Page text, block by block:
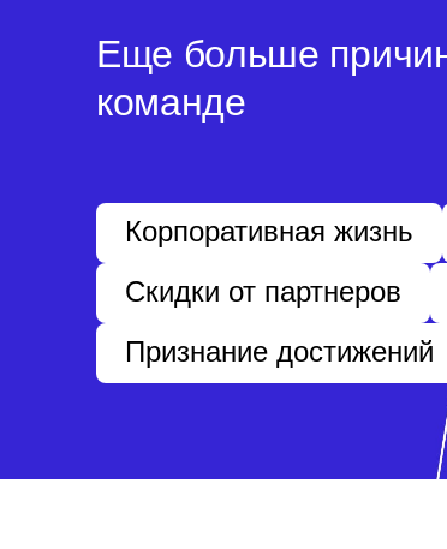
Еще больше
команде
Корпоративная жизнь
Скидки от партнеров
Признание достижений